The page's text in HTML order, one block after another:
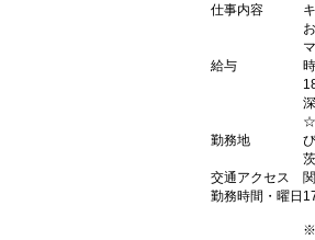
仕事内容
給与
勤務地
交通アクセス
勤務時間・曜日
※